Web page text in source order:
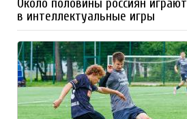
Около половины россиян играют
в интеллектуальные игры